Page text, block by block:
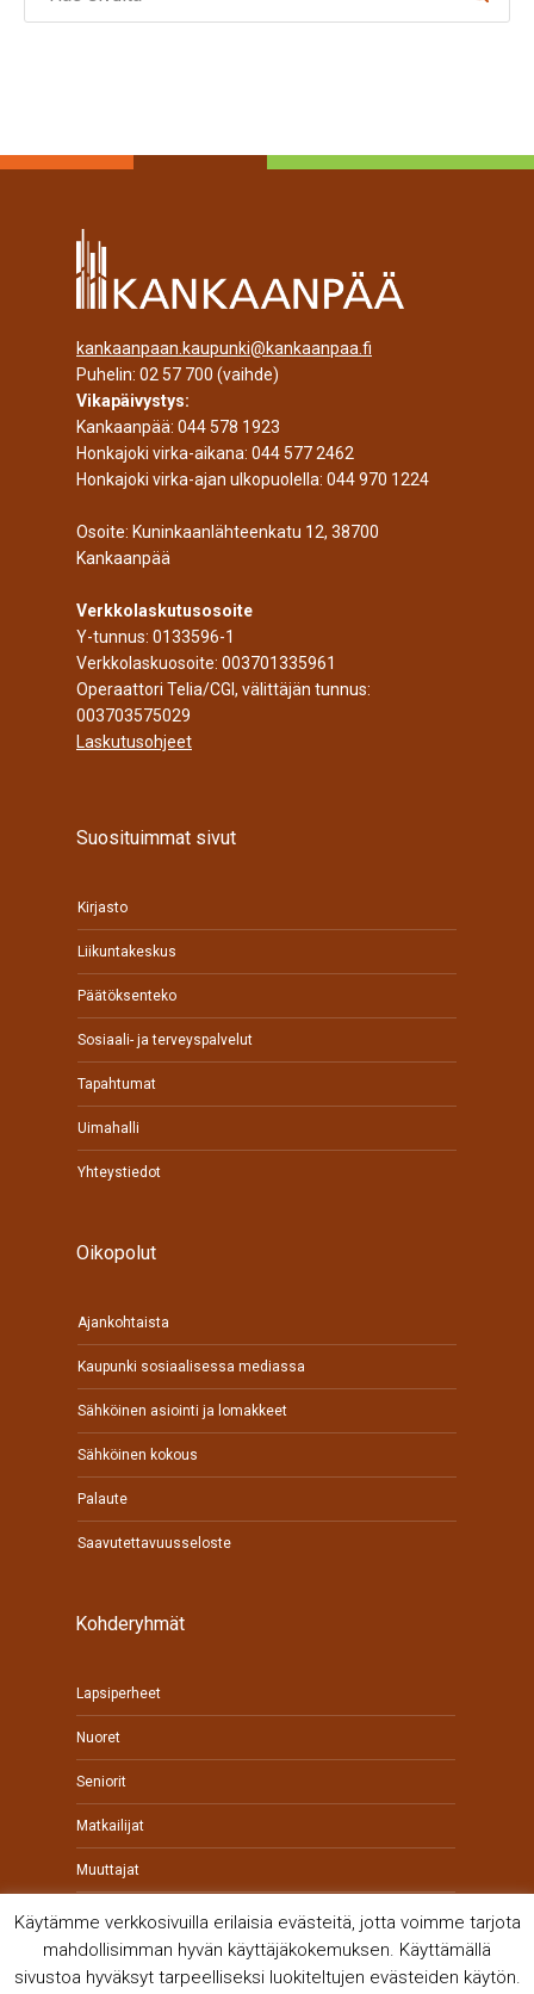
kankaanpaan.kaupunki@kankaanpaa.fi
Puhelin: 02 57 700 (vaihde)
Vikapäivystys:
Kankaanpää: 044 578 1923
Honkajoki virka-aikana: 044 577 2462
Honkajoki virka-ajan ulkopuolella: 044 970 1224
Osoite: Kuninkaanlähteenkatu 12, 38700
Kankaanpää
Verkkolaskutusosoite
Y-tunnus: 0133596-1
Verkkolaskuosoite: 003701335961
Operaattori Telia/CGI, välittäjän tunnus:
003703575029
Laskutusohjeet
Suosituimmat sivut
Kirjasto
Liikuntakeskus
Päätöksenteko
Sosiaali- ja terveyspalvelut
Tapahtumat
Uimahalli
Yhteystiedot
Oikopolut
Ajankohtaista
Kaupunki sosiaalisessa mediassa
Sähköinen asiointi ja lomakkeet
Sähköinen kokous
Palaute
Saavutettavuusseloste
Kohderyhmät
Lapsiperheet
Nuoret
Seniorit
Matkailijat
Muuttajat
Käytämme verkkosivuilla erilaisia evästeitä, jotta voimme tarjota
mahdollisimman hyvän käyttäjäkokemuksen. Käyttämällä
sivustoa hyväksyt tarpeelliseksi luokiteltujen evästeiden käytön.